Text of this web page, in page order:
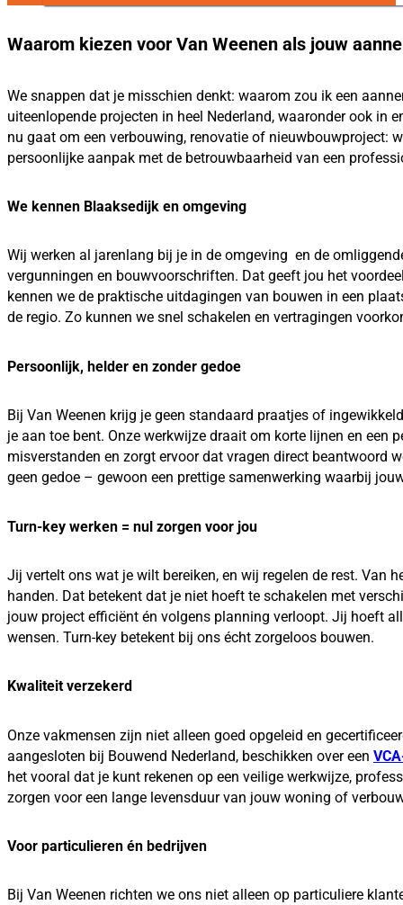
Waarom kiezen voor Van Weenen als jouw
We snappen dat je misschien denkt: waarom zou ik een
uiteenlopende projecten in heel Nederland, waaronder ook in
nu gaat om een verbouwing, renovatie of nieuwbouwproject:
persoonlijke aanpak met de betrouwbaarheid van een
We kennen Blaaksedijk en omgeving
Wij werken al jarenlang bij je in de omgeving en de
vergunningen en bouwvoorschriften. Dat geeft jou het
kennen we de praktische uitdagingen van bouwen in een
de regio. Zo kunnen we snel schakelen en vertragingen
Persoonlijk, helder en zonder gedoe
Bij Van Weenen krijg je geen standaard praatjes of
je aan toe bent. Onze werkwijze draait om korte lijnen en
misverstanden en zorgt ervoor dat vragen direct beantwoord
geen gedoe – gewoon een prettige samenwerking waarbij
Turn-key werken = nul zorgen voor jou
Jij vertelt ons wat je wilt bereiken, en wij regelen de rest. Van
handen. Dat betekent dat je niet hoeft te schakelen met
jouw project efficiënt én volgens planning verloopt. Jij hoeft
wensen. Turn-key betekent bij ons écht zorgeloos bouwen.
Kwaliteit verzekerd
Onze vakmensen zijn niet alleen goed opgeleid en
aangesloten bij Bouwend Nederland, beschikken over een
het vooral dat je kunt rekenen op een veilige werkwijze,
zorgen voor een lange levensduur van jouw woning of
Voor particulieren én bedrijven
Bij Van Weenen richten we ons niet alleen op particuliere